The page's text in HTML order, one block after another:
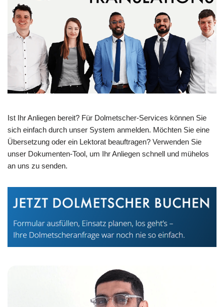
Ist Ihr Anliegen bereit? Für Dolmetscher-Services können Sie
sich einfach durch unser System anmelden. Möchten Sie eine
Übersetzung oder ein Lektorat beauftragen? Verwenden Sie
unser Dokumenten-Tool, um Ihr Anliegen schnell und mühelos
an uns zu senden.